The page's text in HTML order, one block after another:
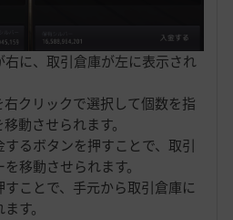
に、取引倉庫が左に表示され
クリックで選択して個数を指
動させられます。
るボタンを押すことで、取引
移動させられます。
ことで、手元から取引倉庫に
す。